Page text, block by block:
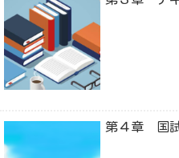
第４章 国